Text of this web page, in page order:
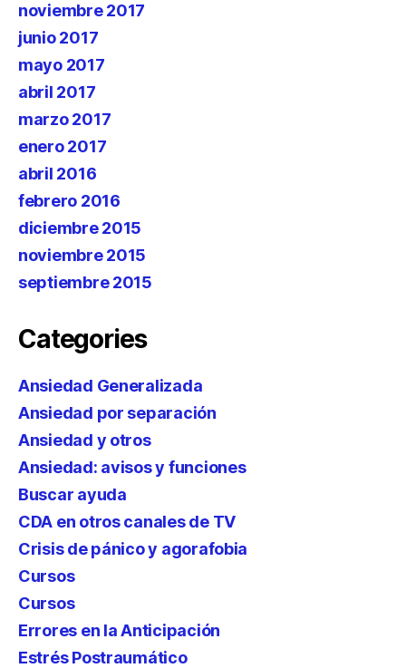
noviembre 2017
junio 2017
mayo 2017
abril 2017
marzo 2017
enero 2017
abril 2016
febrero 2016
diciembre 2015
noviembre 2015
septiembre 2015
Categories
Ansiedad Generalizada
Ansiedad por separación
Ansiedad y otros
Ansiedad: avisos y funciones
Buscar ayuda
CDA en otros canales de TV
Crisis de pánico y agorafobia
Cursos
Cursos
Errores en la Anticipación
Estrés Postraumático